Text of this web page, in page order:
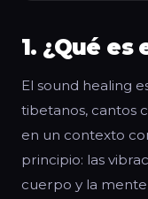
1. ¿Qué
El sound healing
tibetanos, cantos
en un contexto
principio: las
cuerpo y la